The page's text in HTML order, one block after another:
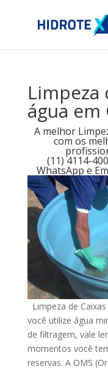
Limpeza
água em
A melhor
com os
(11) 4114-
WhatsApp e
Limpeza de
você utilize água
de filtragem, vale
momentos você
reservas. A OMS